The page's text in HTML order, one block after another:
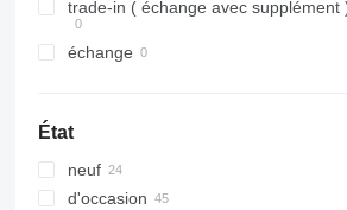
trade-in ( échange avec supplément
échange
État
neuf
d'occasion